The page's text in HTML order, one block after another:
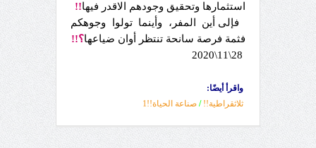
استثمارها وتحقيق وجودهم الاقدر فيها!!
فإلى أين المفر، وأينما تولوا وجوهكم
فثمة فرصة سانحة تنتظر أوان ضياعها؟!!
28\11\2020
واقرأ أيضًا:
ثلاثقراطية!! / صناعة الحياة!!1